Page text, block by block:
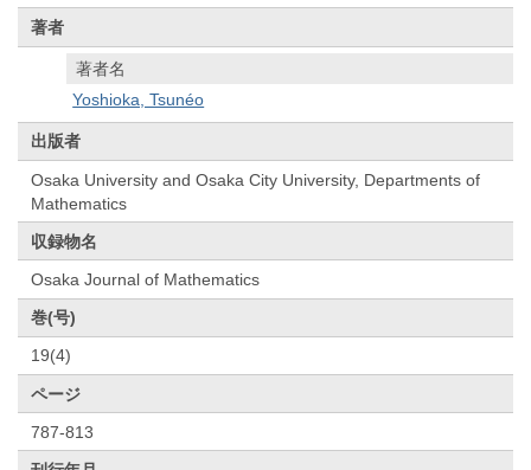
著者
著者名
Yoshioka, Tsunéo
出版者
Osaka University and Osaka City University, Departments of
Mathematics
収録物名
Osaka Journal of Mathematics
巻(号)
19(4)
ページ
787-813